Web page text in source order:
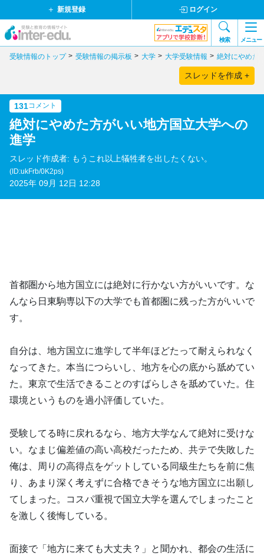
新規登録 ログイン
検索 メニュー
受験情報のトップ 受験情報の掲示板 大学 大学受験情報 絶対にやめた
スレッドを作成 +
131コメント
絶対にやめた方がいい地方国立大学への
進学
スレッド作成者: もうこれ以上犠牲者を出したくない。
(ID:ukFrb/0K2ps)
2025年 09月 12日 12:28
首都圏から地方国立には絶対に行かない方がいいです。な
んなら日東駒専以下の大学でも首都圏に残った方がいいで
す。
自分は、地方国立に進学して半年ほどたって耐えられなく
なってきた。本当につらいし、地方を心の底から舐めてい
た。東京で生活できることのすばらしさを舐めていた。住
環境というものを過小評価していた。
受験してる時に戻れるなら、地方大学なんて絶対に受けな
い。なまじ偏差値の高い高校だったため、共テで失敗した
俺は、周りの高得点をゲットしている同級生たちを前に焦
り、あまり深く考えずに合格できそうな地方国立に出願し
てしまった。コスパ重視で国立大学を選んでしまったこと
を激しく後悔している。
面接で「地方に来ても大丈夫？」と聞かれ、都会の生活に